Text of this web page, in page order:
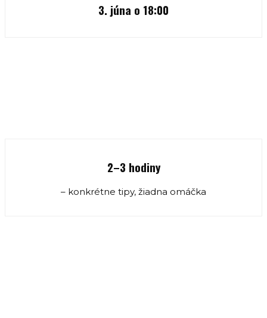
3. júna o 18:00
2–3 hodiny
– konkrétne tipy, žiadna omáčka